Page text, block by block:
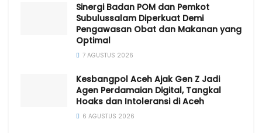
Sinergi Badan POM dan Pemkot
Subulussalam Diperkuat Demi
Pengawasan Obat dan Makanan yang
Optimal
7 AGUSTUS 2026
Kesbangpol Aceh Ajak Gen Z Jadi
Agen Perdamaian Digital, Tangkal
Hoaks dan Intoleransi di Aceh
6 AGUSTUS 2026